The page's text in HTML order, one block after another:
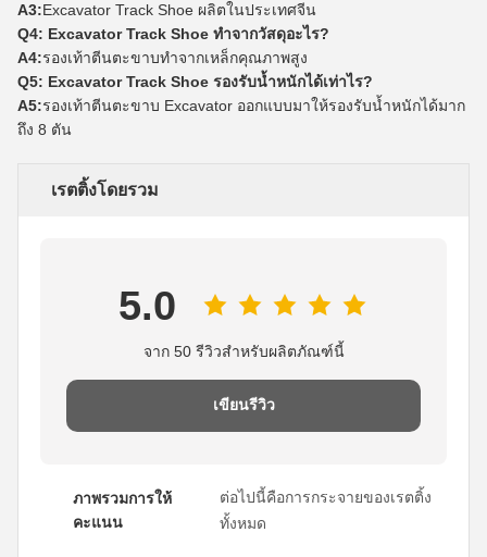
A3:Excavator Track Shoe ผลิตในประเทศจีน
Q4: Excavator Track Shoe ทำจากวัสดุอะไร?
A4:รองเท้าตีนตะขาบทำจากเหล็กคุณภาพสูง
Q5: Excavator Track Shoe รองรับน้ำหนักได้เท่าไร?
A5:รองเท้าตีนตะขาบ Excavator ออกแบบมาให้รองรับน้ำหนักได้มาก
ถึง 8 ตัน
เรตติ้งโดยรวม
5.0
จาก 50 รีวิวสำหรับผลิตภัณฑ์นี้
เขียนรีวิว
ภาพรวมการให้
คะแนน
ต่อไปนี้คือการกระจายของเรตติ้ง
ทั้งหมด